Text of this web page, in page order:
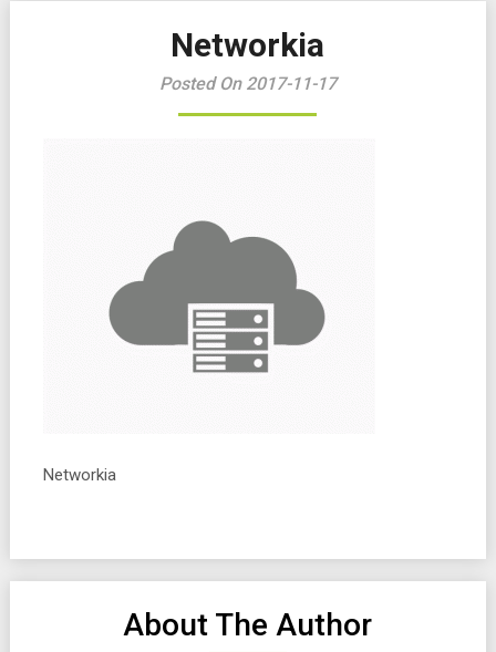
Networkia
Posted On 2017-11-17
Networkia
About The Author